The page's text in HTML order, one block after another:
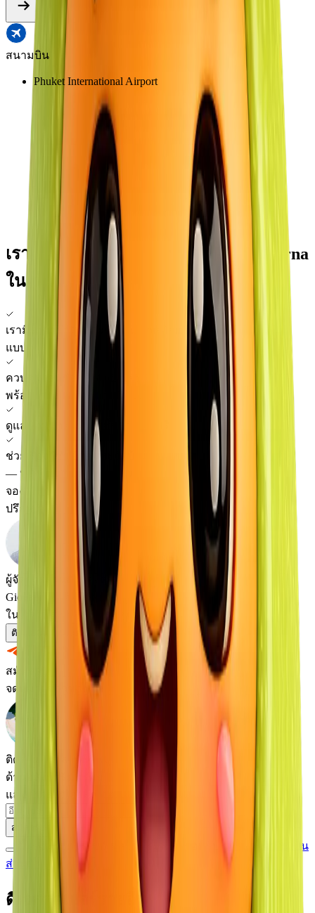
สนามบิน
Phuket International Airport
เราคือพันธมิตรอย่างเป็นทางการของ
Arna
ในภูเก็ต
เรามีราคาล่าสุดและข้อเสนอ pre-launch พิเศษ
แบบปิด
ควบคุมงานก่อสร้าง off-plan
พร้อมรายงานภาพถ่าย/วิดีโอ
ดูแลกฎหมายในการซื้อขาย —
ช่วยเรื่องวีซ่า ย้าย และจัดบ้าน
— หลังดีลเรายังอยู่ข้างคุณ
จอง
ปรึกษา
ผู้จัดการส่วนตัวของคุณ
Giovanni จะติดต่อคุณ
ในเวลาที่สะดวกสำหรับคุณ
ติดต่อฉัน นัดชม
สมัครรับ
จดหมายข่าวของเรา
ติดตามข่าวสารที่ดีที่สุด
ด้านอสังหาริมทรัพย์
และข่าวจากเกาะภูเก็ต
สมัครรับ
ฉันยอมรับการรับอีเมลโฆษณาและยอมรับ
นโยบายความเป็น
ส่วนตัว
ดีเวลลอเปอร์รายอื่น